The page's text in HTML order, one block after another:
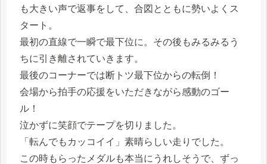
も大きい声で返事をして、合図とともに勢いよくス
タート。
最初の直線で一瞬で最下位に。その後もみるみるう
ちに引き離されていきます。
最後のコーナーでは断トツ最下位からの転倒！
会場から拍手の応援をいただきながら感動のゴー
ル！
泣かずに笑顔でテープを切りました。
「転んでもカッコイイ」素晴らしい走りでした。
この時もらったメダルも本当にうれしそうで、ずっ